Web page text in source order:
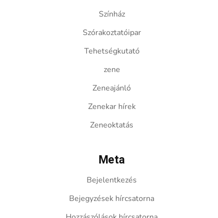
Színház
Szórakoztatóipar
Tehetségkutató
zene
Zeneajánló
Zenekar hírek
Zeneoktatás
Meta
Bejelentkezés
Bejegyzések hírcsatorna